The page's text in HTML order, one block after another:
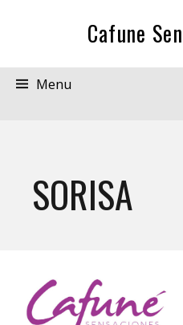
Cafune
Menu
SORISA